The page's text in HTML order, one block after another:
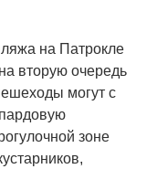
на Патрокле
вторую очередь
могут с
зоне